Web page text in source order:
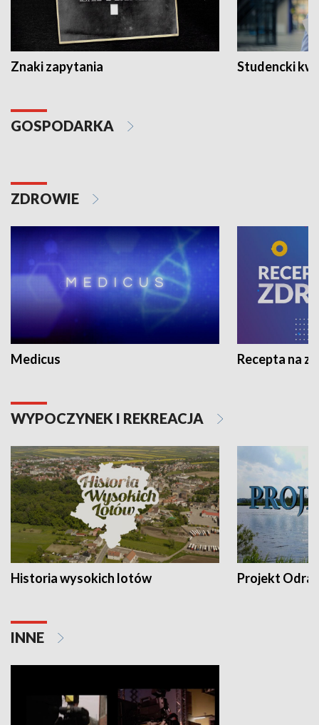
Znaki zapytania Studencki
GOSPODARKA
ZDROWIE
Medicus Recepta na
WYPOCZYNEK I REKREACJA
Historia wysokich lotów Projekt Odra
INNE